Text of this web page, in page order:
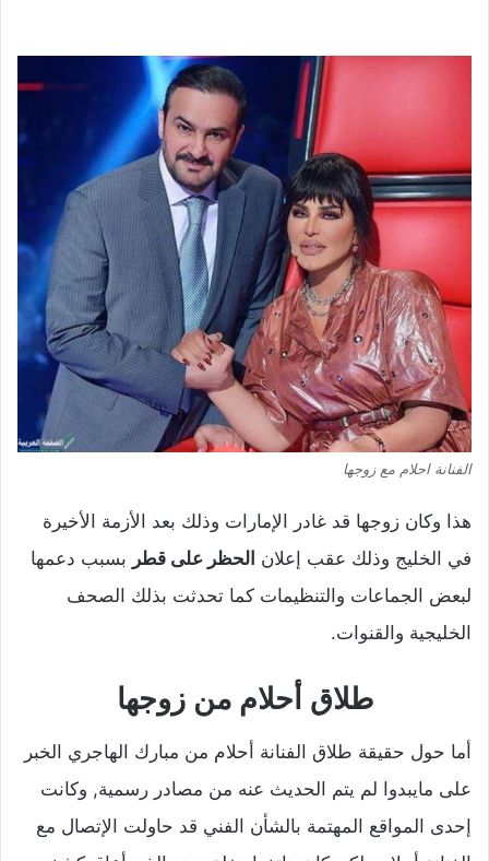
الفنانة احلام مع زوجها
هذا وكان زوجها قد غادر الإمارات وذلك بعد الأزمة الأخيرة
في الخليج وذلك عقب إعلان الحظر على قطر بسبب دعمها
لبعض الجماعات والتنظيمات كما تحدثت بذلك الصحف
الخليجية والقنوات.
طلاق أحلام من زوجها
أما حول حقيقة طلاق الفنانة أحلام من مبارك الهاجري الخبر
على مايبدوا لم يتم الحديث عنه من مصادر رسمية, وكانت
إحدى المواقع المهتمة بالشأن الفني قد حاولت الإتصال مع